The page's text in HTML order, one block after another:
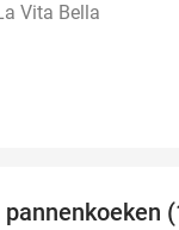
Vita Bella